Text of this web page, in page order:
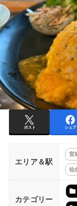
ポスト シェア
エリア＆駅
宮
仙
カテゴリー